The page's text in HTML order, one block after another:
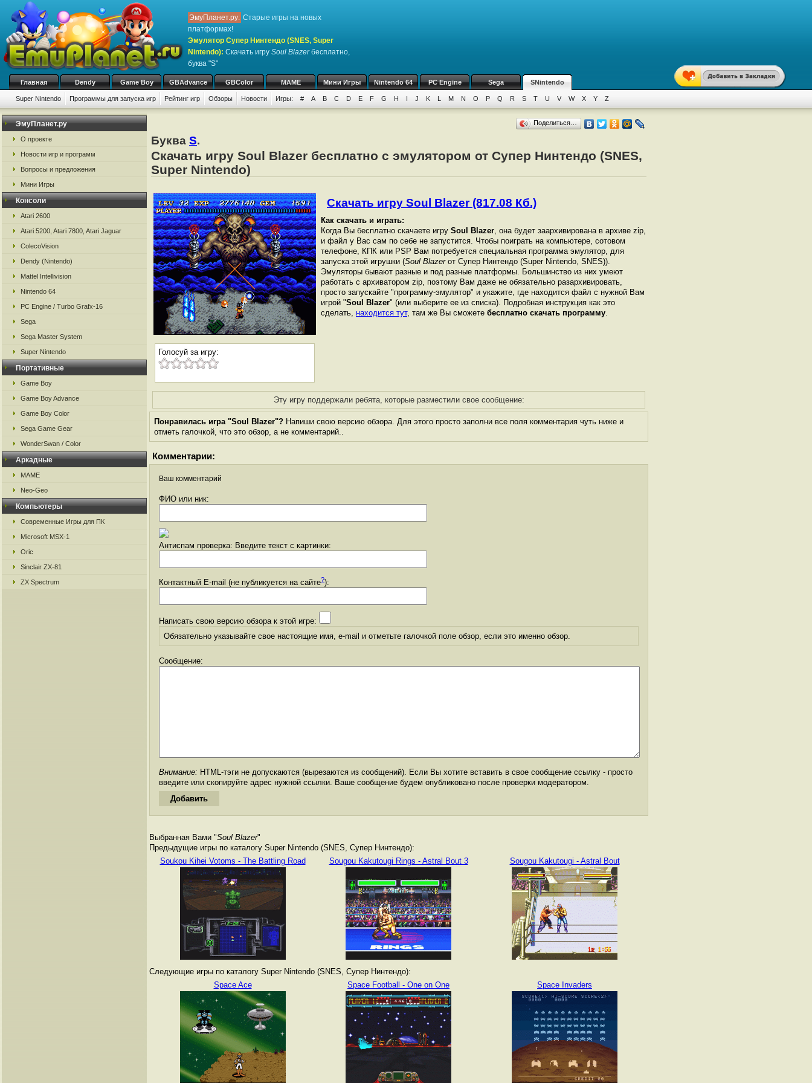
ЭмуПланет.ру: Старые игры на новых
платформах!
Эмулятор Супер Нинтендо (SNES, Super
Nintendo): Скачать игру Soul Blazerбесплатно,
буква "S"
Главная Dendy Game Boy GBAdvance GBColor MAME Мини Игры Nintendo 64 PC Engine Sega SNintendo
Super Nintendo Программы для запуска игр Рейтинг игр Обзоры Новости Игры: # A B C D E F G H I J K L M N O P Q R S T U V W X Y Z
ЭмуПланет.ру
О проекте
Новости игр и программ
Вопросы и предложения
Мини Игры
Консоли
Atari 2600
Atari 5200, Atari 7800, Atari Jaguar
ColecoVision
Dendy (Nintendo)
Mattel Intellivision
Nintendo 64
PC Engine / Turbo Grafx-16
Sega
Sega Master System
Super Nintendo
Портативные
Game Boy
Game Boy Advance
Game Boy Color
Sega Game Gear
WonderSwan / Color
Аркадные
MAME
Neo-Geo
Компьютеры
Современные Игры для ПК
Microsoft MSX-1
Oric
Sinclair ZX-81
ZX Spectrum
Поделиться…
Буква S.
Скачать игру Soul Blazer бесплатно с эмулятором от Супер Нинтендо (SNES,
Super Nintendo)
Голосуй за игру:
Скачать игру Soul Blazer (817.08 Кб.)
Как скачать и играть:
Когда Вы бесплатно скачаете игру Soul Blazer, она будет заархивирована в архиве zip,
и файл у Вас сам по себе не запустится. Чтобы поиграть на компьютере, сотовом
телефоне, КПК или PSP Вам потребуется специальная программа эмулятор, для
запуска этой игрушки (Soul Blazerот Супер Нинтендо (Super Nintendo, SNES)).
Эмуляторы бывают разные и под разные платформы. Большинство из них умеют
работать с архиватором zip, поэтому Вам даже не обязательно разархивировать,
просто запускайте "программу-эмулятор" и укажите, где находится файл с нужной Вам
игрой "Soul Blazer" (или выберите ее из списка). Подробная инструкция как это
сделать, находится тут, там же Вы сможете бесплатно скачать программу.
Эту игру поддержали ребята, которые разместили свое сообщение:
Понравилась игра "Soul Blazer"? Напиши свою версию обзора. Для этого просто заполни все поля комментария чуть ниже и
отметь галочкой, что это обзор, а не комментарий..
Комментарии:
Ваш комментарий
ФИО или ник:
Антиспам проверка: Введите текст с картинки:
Контактный E-mail (не публикуется на сайте?):
Написать свою версию обзора к этой игре:
Обязательно указывайте свое настоящие имя, e-mail и отметьте галочкой поле обзор, если это именно обзор.
Сообщение:
Внимание: HTML-тэги не допускаются (вырезаются из сообщений). Если Вы хотите вставить в свое сообщение ссылку - просто
введите или скопируйте адрес нужной ссылки. Ваше сообщение будем опубликовано после проверки модератором.
Выбранная Вами "Soul Blazer"
Предыдущие игры по каталогу Super Nintendo (SNES, Супер Нинтендо):
Soukou Kihei Votoms - The Battling Road
Sougou Kakutougi Rings - Astral Bout 3 Sougou Kakutougi - Astral Bout
Следующие игры по каталогу Super Nintendo (SNES, Супер Нинтендо):
Space Ace
Space Football - One on One Space Invaders